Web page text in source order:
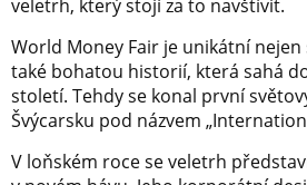
veletrh, který stojí za to navštívit.
World Money Fair je unikátní
také bohatou historií, která sahá
století. Tehdy se konal první
Švýcarsku pod názvem
V loňském roce se veletrh